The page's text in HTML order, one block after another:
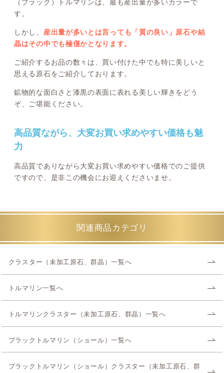
（ブラック）トルマリンは、最も産出量が多いカラーで
す。
しかし、 産出量が多いとは言っても「質の良い」原石や結
晶はその中でも極僅かとなります。
ご紹介するお品の数々は、買い付けた中でも特に美しいと
思える原石をご紹介しております。
鉱物的な面白さと漆黒の表面に表れる美しい輝きをどう
ぞ、ご堪能ください。
高品質ながら、大変お買い求めやすい価格も魅
力
高品質でありながら大変お買い求めやすい価格でのご提供
ですので、是非この機会にお迎えくださいませ。
関連商品カテゴリ
クラスター（未加工原石、群晶）一覧へ
トルマリン一覧へ
トルマリンクラスター（未加工原石、群晶）一覧へ
ブラックトルマリン（ショール）一覧へ
ブラックトルマリン（ショール）クラスター（未加工原石、群